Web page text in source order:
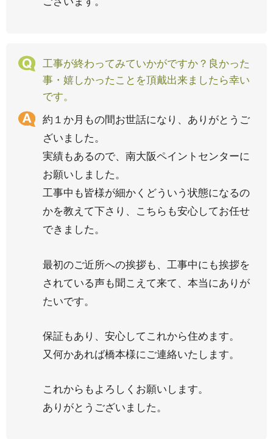
工事が終わってみていかがですか？良かった
事・嬉しかったことを頂戴出来ましたら幸い
です。
約１か月もの間お世話になり、ありがとうご
ざいました。
実績もあるので、南大阪ペイントセンターに
お願いしました。
工事中も皆様が細かくどういう状態になるの
かを教えて下さり、こちらも安心してお任せ
できました。
最初のご近所への挨拶も、工事中にも挨拶を
されている声も聞こえて来て、本当にありが
たいです。
保証もあり、安心してこれから住めます。
又何かあれば橋本様にご連絡いたします。
これからもよろしくお願いします。
ありがとうございました。